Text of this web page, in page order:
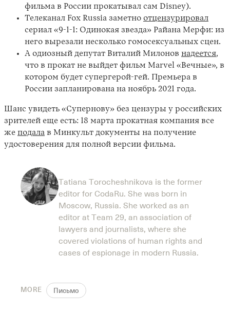
фильма в России прокатывал сам Disney).
Телеканал Fox Russia заметно отцензурировал
сериал «9-1-1: Одинокая звезда» Райана Мерфи: из
него вырезали несколько гомосексуальных сцен.
А одиозный депутат Виталий Милонов надеется,
что в прокат не выйдет фильм Marvel «Вечные», в
котором будет супергерой-гей. Премьера в
России запланирована на ноябрь 2021 года.
Шанс увидеть «Супернову» без цензуры у российских
зрителей еще есть: 18 марта прокатная компания все
же подала в Минкульт документы на получение
удостоверения для полной версии фильма.
Tatiana Torocheshnikova is the former
editor for CodaRu. She was born in
Moscow, Russia. She worked as an
editor at Team 29, an association of
lawyers and journalists, where she
covered violations of human rights and
cases of espionage in modern Russia.
MORE Письмо